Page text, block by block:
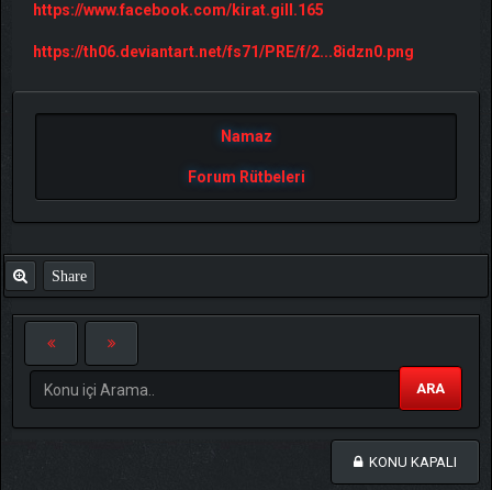
https://www.facebook.com/kirat.gill.165
https://th06.deviantart.net/fs71/PRE/f/2...8idzn0.png
Namaz
Forum Rütbeleri
Share
ARA
KONU KAPALI